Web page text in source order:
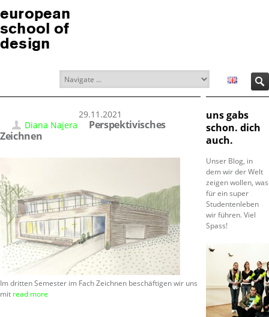
european
school of
design
29.11.2021
Diana Najera
Perspektivisches
Zeichnen
Im dritten Semester im Fach Zeichnen beschäftigen wir uns
mit read more
uns gabs
schon. dich
auch.
Unser Blog, in
dem wir der Welt
zeigen wollen, was
für ein super
Studentenleben
wir führen. Viel
Spass!